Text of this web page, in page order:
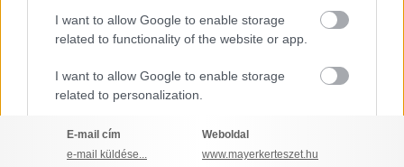
I want to allow Google to enable storage
related to functionality of the website or app.
I want to allow Google to enable storage
related to personalization.
I want to allow Google to enable storage
related to security, including authentication
06-20-996-5076
E-mail cím
e-mail küldése...
Weboldal
www.mayerkerteszet.hu